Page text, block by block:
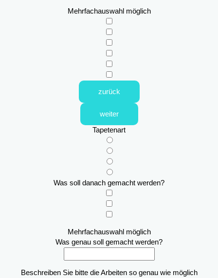
Mehrfachauswahl möglich
zurück
weiter
Tapetenart
Was soll danach gemacht werden?
Mehrfachauswahl möglich
Was genau soll gemacht werden?
Beschreiben Sie bitte die Arbeiten so genau wie möglich